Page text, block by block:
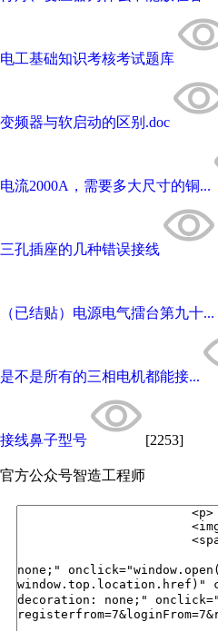
电工基础知识考核考试题库
变频器与软启动的区别.doc
电流2000A，需要多大尺寸的铜...
三孔插座的几种错误接线
（已结贴）电源电气擂台第九十...
是不是所有的三相电机都能接...
接线鼻子型号 [2253]
官方公众号智造工程师